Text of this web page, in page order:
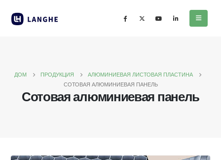
ДОМ ПРОДУКЦИЯ
АЛЮМИНИЕВАЯ ЛИСТОВАЯ ПЛАСТИНА
СОТОВАЯ АЛЮМИНИЕВАЯ ПАНЕЛЬ
Сотовая алюминиевая панель